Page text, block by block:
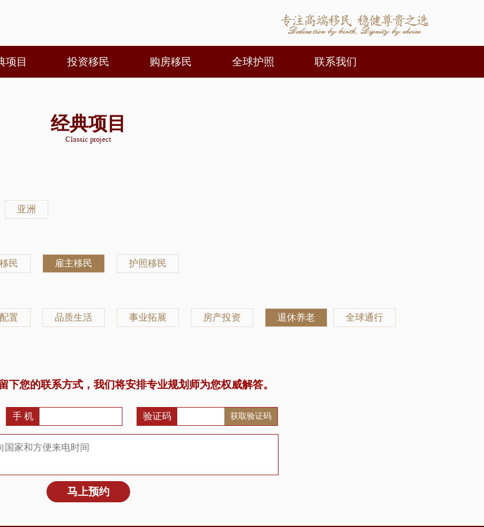
项目 投资移民 购房移民 全球护照 联系我们
经典项目
Classic project
亚洲
民 雇主移民 护照移民
置 品质生活 事业拓展 房产投资 退休养老 全球通行
下您的联系方式，我们将安排专业规划师为您权威解答。
手 机 验证码 获取验证码
马上预约